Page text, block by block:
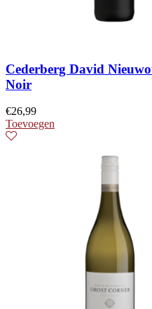
Cederberg David
Noir
€26,99
Toevoegen